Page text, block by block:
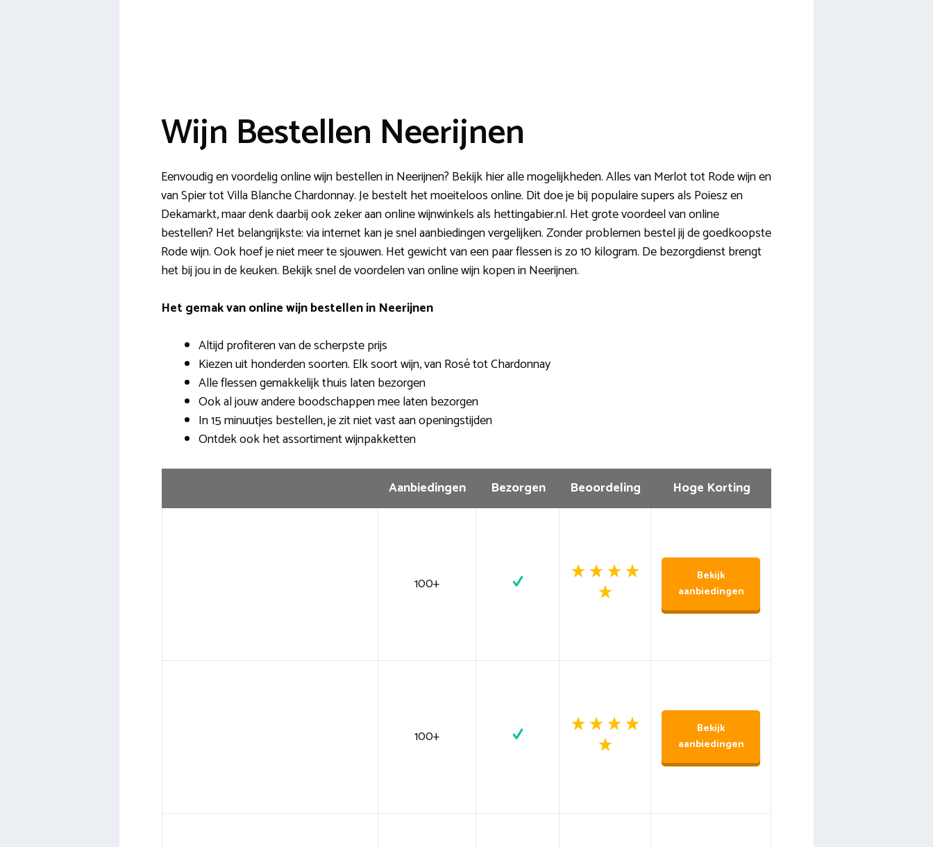
Wijn Bestellen Neerijnen
Eenvoudig en voordelig online wijn bestellen in Neerijnen? Bekijk hier alle mogelijkheden. Alles van Merlot tot Rode wijn en
van Spier tot Villa Blanche Chardonnay. Je bestelt het moeiteloos online. Dit doe je bij populaire supers als Poiesz en
Dekamarkt, maar denk daarbij ook zeker aan online wijnwinkels als hettingabier.nl. Het grote voordeel van online
bestellen? Het belangrijkste: via internet kan je snel aanbiedingen vergelijken. Zonder problemen bestel jij de goedkoopste
Rode wijn. Ook hoef je niet meer te sjouwen. Het gewicht van een paar flessen is zo 10 kilogram. De bezorgdienst brengt
het bij jou in de keuken. Bekijk snel de voordelen van online wijn kopen in Neerijnen.
Het gemak van online wijn bestellen in Neerijnen
Altijd profiteren van de scherpste prijs
Kiezen uit honderden soorten. Elk soort wijn, van Rosé tot Chardonnay
Alle flessen gemakkelijk thuis laten bezorgen
Ook al jouw andere boodschappen mee laten bezorgen
In 15 minuutjes bestellen, je zit niet vast aan openingstijden
Ontdek ook het assortiment wijnpakketten
Aanbiedingen Bezorgen Beoordeling Hoge Korting
100+
Bekijk
aanbiedingen
100+
Bekijk
aanbiedingen